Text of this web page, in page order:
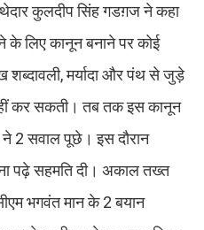
कुलदीप सिंह गडग़ज ने कहा
के लिए कानून बनाने पर कोई
शब्दावली, मर्यादा और पंथ से जुड़े
कर सकती। तब तक इस कानून
ने 2 सवाल पूछे। इस दौरान
पढ़े सहमति दी। अकाल तख्त
भगवंत मान के 2 बयान